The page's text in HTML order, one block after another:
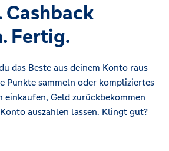
Cashback
Fertig.
das Beste aus deinem Konto raus
Punkte sammeln oder kompliziertes
einkaufen, Geld zurückbekommen
auszahlen lassen. Klingt gut?